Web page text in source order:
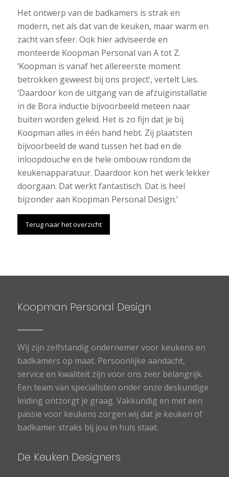
Het ontwerp van de badkamers is strak en
modern, net als dat van de keuken, maar warm en
zacht van sfeer. Ook hier adviseerde en
monteerde Koopman Personal van A tot Z.
‘Koopman is vanaf het allereerste moment
betrokken geweest bij ons project’, vertelt Lies.
‘Daardoor kon de uitgang van de afzuiginstallatie
in de Bora inductie bijvoorbeeld meteen naar
buiten worden geleid. Het is zo fijn dat je bij
Koopman alles in één hand hebt. Zij plaatsten
bijvoorbeeld de wand tussen het bad en de
inloopdouche en de hele ombouw rondom de
keukenapparatuur. Daardoor kon het werk lekker
doorgaan. Dat werkt fantastisch. Dat is heel
bijzonder aan Koopman Personal Design.’
Terug naar het overzicht
Koopman Personal Design
Wij zijn zelfstandig ondernemer voor keukens en
badkamers op maat. Persoonlijke aandacht,
service en kwaliteit zijn voor ons zeer belangrijk.
Een team van specialisten onder onze deskundige
leiding ontzorgt je graag. Vakkundig en met een
passie voor keukens zorgen wij dat je keuken of
badkamer straks bij jou in huis staat.
De Keuken Designers